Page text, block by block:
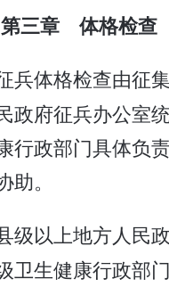
第三章 体格检查
兵体格检查由征
政府征兵办公室
行政部门具体负
。
级以上地方人民
卫生健康行政部